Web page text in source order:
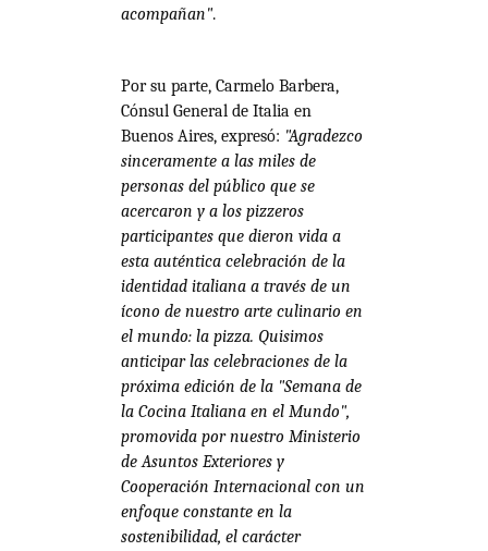
acompañan".
Por su parte, Carmelo Barbera,
Cónsul General de Italia en
Buenos Aires, expresó: "Agradezco
sinceramente a las miles de
personas del público que se
acercaron y a los pizzeros
participantes que dieron vida a
esta auténtica celebración de la
identidad italiana a través de un
ícono de nuestro arte culinario en
el mundo: la pizza. Quisimos
anticipar las celebraciones de la
próxima edición de la "Semana de
la Cocina Italiana en el Mundo",
promovida por nuestro Ministerio
de Asuntos Exteriores y
Cooperación Internacional con un
enfoque constante en la
sostenibilidad, el carácter